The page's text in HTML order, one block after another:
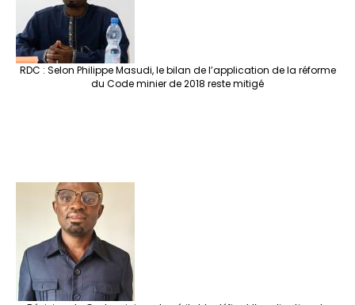
RDC : Selon Philippe Masudi, le bilan de l’application de la réforme
du Code minier de 2018 reste mitigé